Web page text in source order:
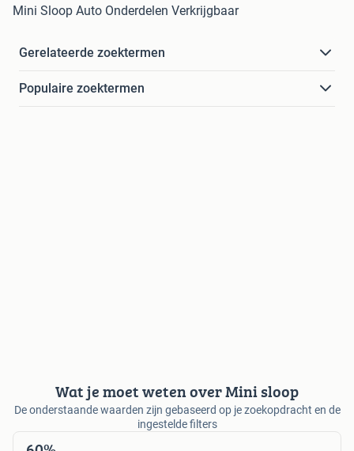
Mini Sloop Auto Onderdelen Verkrijgbaar
Gerelateerde zoektermen
Populaire zoektermen
Wat je moet weten over Mini sloop
De onderstaande waarden zijn gebaseerd op je zoekopdracht en de
ingestelde filters